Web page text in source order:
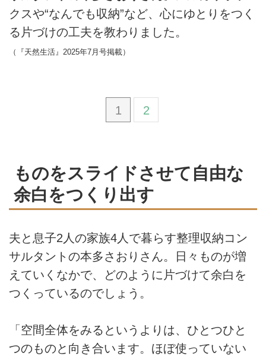
クスや“なんでも収納”など、心にゆとりをつく
る片づけの工夫を教わりました。
（『天然生活』2025年7月号掲載）
1 2
ものをスライドさせて自由な
余白をつくり出す
夫と息子2人の家族4人で暮らす整理収納コン
サルタントの本多さおりさん。日々ものが増
えていくなかで、どのように片づけて余白を
つくっているのでしょう。
「空間全体をみるというよりは、ひとつひと
つのものと向き合います。ほぼ使っていない